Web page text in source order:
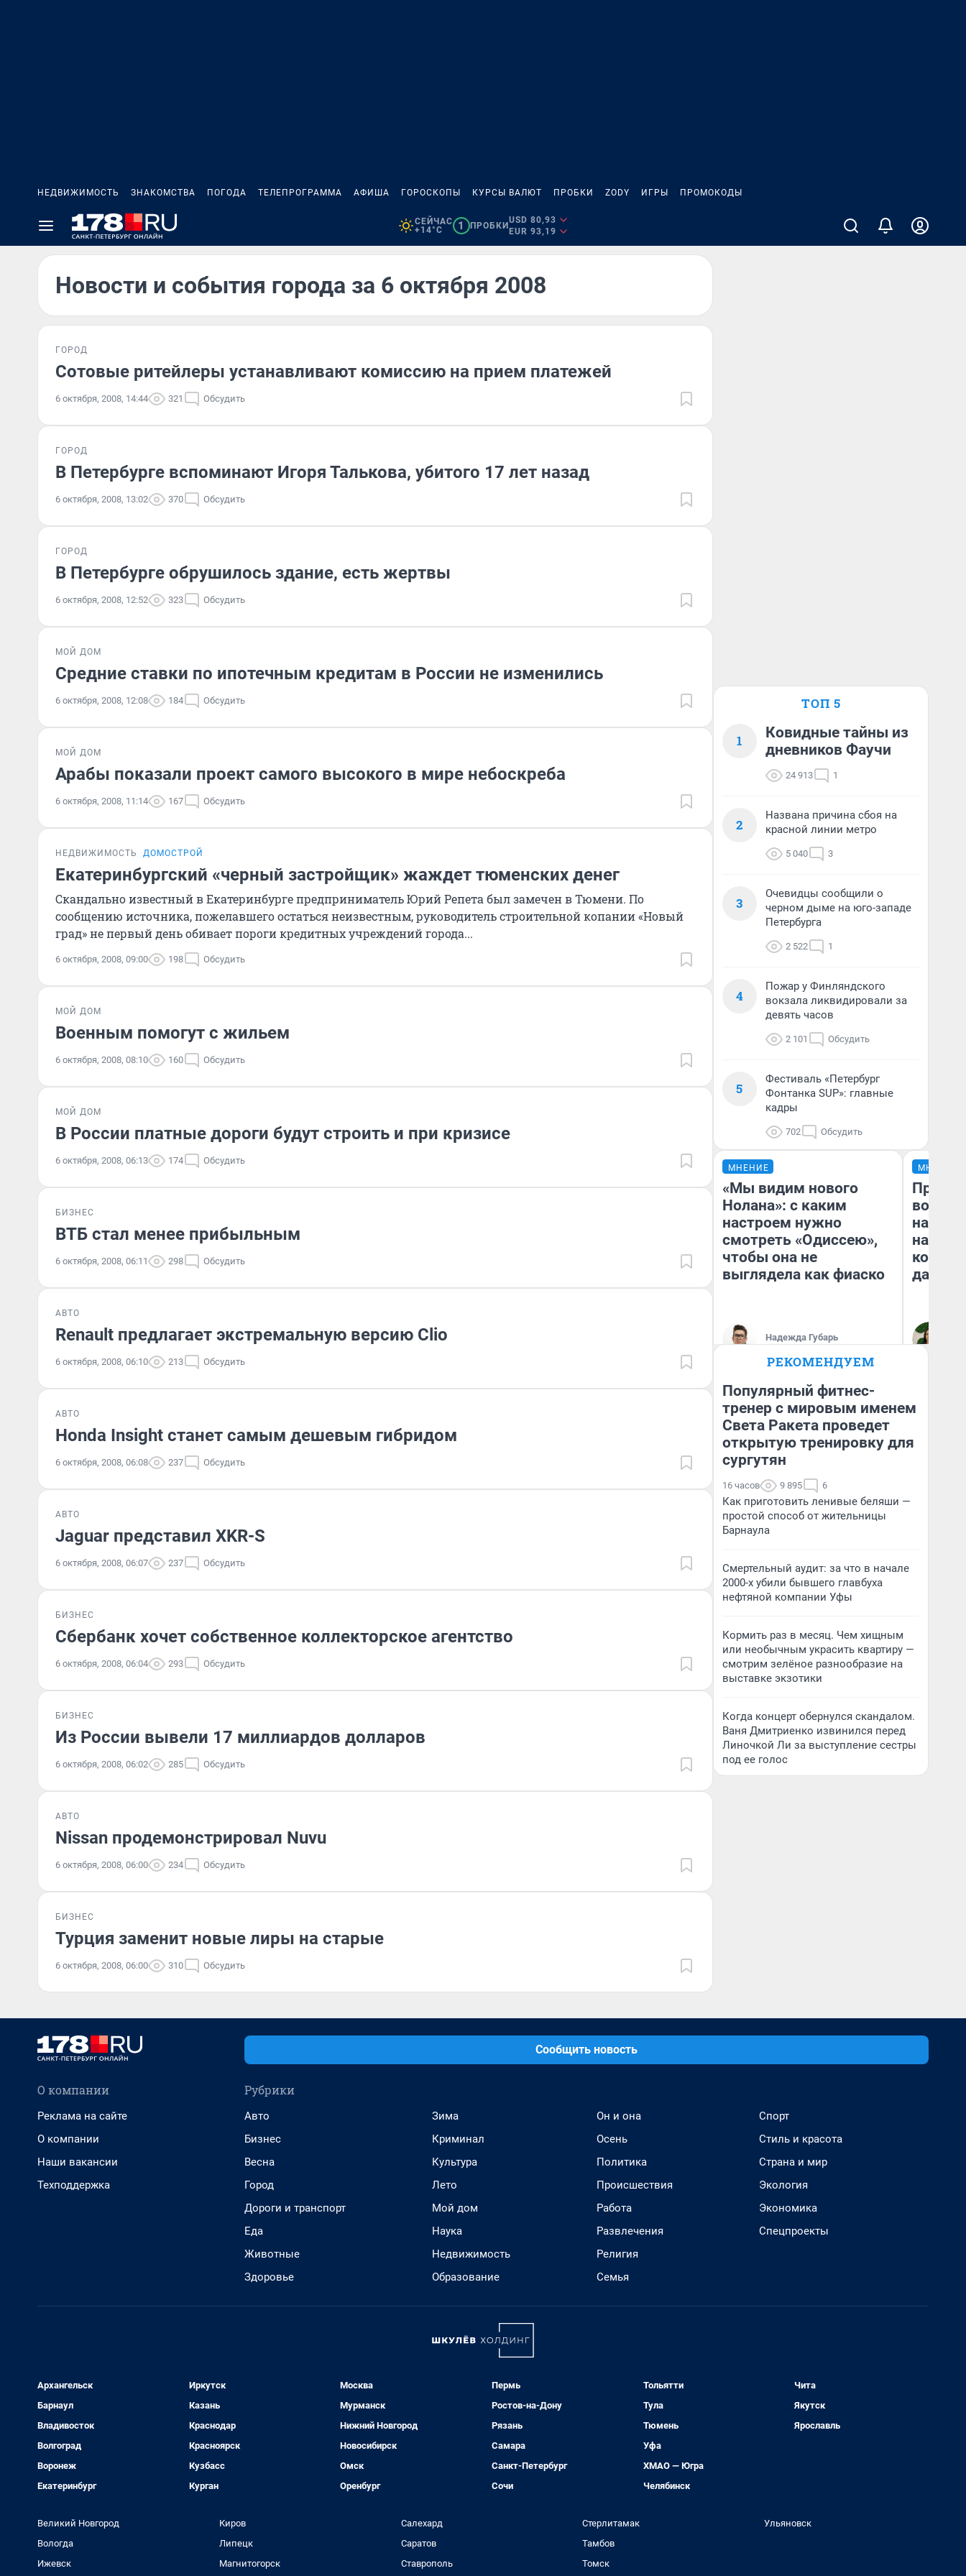
НЕДВИЖИМОСТЬ ЗНАКОМСТВА ПОГОДА ТЕЛЕПРОГРАММА АФИША ГОРОСКОПЫ КУРСЫ ВАЛЮТ ПРОБКИ ZODY ИГРЫ ПРОМОКОДЫ
СЕЙЧАС
+14°C
1 ПРОБКИ
USD 80,93
EUR 93,19
Новости и события города за 6 октября 2008
ГОРОД
Сотовые ритейлеры устанавливают комиссию на прием платежей
6 октября, 2008, 14:44 321 Обсудить
ГОРОД
В Петербурге вспоминают Игоря Талькова, убитого 17 лет назад
6 октября, 2008, 13:02 370 Обсудить
ГОРОД
В Петербурге обрушилось здание, есть жертвы
6 октября, 2008, 12:52 323 Обсудить
МОЙ ДОМ
Средние ставки по ипотечным кредитам в России не изменились
6 октября, 2008, 12:08 184 Обсудить
МОЙ ДОМ
Арабы показали проект самого высокого в мире небоскреба
6 октября, 2008, 11:14 167 Обсудить
НЕДВИЖИМОСТЬ ДОМОСТРОЙ
Екатеринбургский «черный застройщик» жаждет тюменских денег
Скандально известный в Екатеринбурге предприниматель Юрий Репета был замечен в Тюмени. По
сообщению источника, пожелавшего остаться неизвестным, руководитель строительной копании «Новый
град» не первый день обивает пороги кредитных учреждений города...
6 октября, 2008, 09:00 198 Обсудить
МОЙ ДОМ
Военным помогут с жильем
6 октября, 2008, 08:10 160 Обсудить
МОЙ ДОМ
В России платные дороги будут строить и при кризисе
6 октября, 2008, 06:13 174 Обсудить
БИЗНЕС
ВТБ стал менее прибыльным
6 октября, 2008, 06:11 298 Обсудить
АВТО
Renault предлагает экстремальную версию Clio
6 октября, 2008, 06:10 213 Обсудить
АВТО
Honda Insight станет самым дешевым гибридом
6 октября, 2008, 06:08 237 Обсудить
АВТО
Jaguar представил XKR-S
6 октября, 2008, 06:07 237 Обсудить
БИЗНЕС
Сбербанк хочет собственное коллекторское агентство
6 октября, 2008, 06:04 293 Обсудить
БИЗНЕС
Из России вывели 17 миллиардов долларов
6 октября, 2008, 06:02 285 Обсудить
АВТО
Nissan продемонстрировал Nuvu
6 октября, 2008, 06:00 234 Обсудить
БИЗНЕС
Турция заменит новые лиры на старые
6 октября, 2008, 06:00 310 Обсудить
ТОП 5
1
Ковидные тайны из
дневников Фаучи
24 913 1
2
Названа причина сбоя на
красной линии метро
5 040 3
3
Очевидцы сообщили о
черном дыме на юго-западе
Петербурга
2 522 1
4
Пожар у Финляндского
вокзала ликвидировали за
девять часов
2 101 Обсудить
5
Фестиваль «Петербург
Фонтанка SUP»: главные
кадры
702 Обсудить
МНЕНИЕ
«Мы видим нового
Нолана»: с каким
настроем нужно
смотреть «Одиссею»,
чтобы она не
выглядела как фиаско
Надежда Губарь
МНЕНИЕ
нам
даже
РЕКОМЕНДУЕМ
Популярный фитнес-
тренер с мировым именем
Света Ракета проведет
открытую тренировку для
сургутян
16 часов 9 895 6
Как приготовить ленивые беляши —
простой способ от жительницы
Барнаула
Смертельный аудит: за что в начале
2000-х убили бывшего главбуха
нефтяной компании Уфы
Кормить раз в месяц. Чем хищным
или необычным украсить квартиру —
смотрим зелёное разнообразие на
выставке экзотики
Когда концерт обернулся скандалом.
Ваня Дмитриенко извинился перед
Линочкой Ли за выступление сестры
под ее голос
Сообщить новость
О компании
Реклама на сайте
О компании
Наши вакансии
Техподдержка
Рубрики
Авто
Бизнес
Весна
Город
Дороги и транспорт
Еда
Животные
Здоровье
Зима
Криминал
Культура
Лето
Мой дом
Наука
Недвижимость
Образование
Он и она
Осень
Политика
Происшествия
Работа
Развлечения
Религия
Семья
Спорт
Стиль и красота
Страна и мир
Экология
Экономика
Спецпроекты
Архангельск
Барнаул
Владивосток
Волгоград
Воронеж
Екатеринбург
Иркутск
Казань
Краснодар
Красноярск
Кузбасс
Курган
Москва
Мурманск
Нижний Новгород
Новосибирск
Омск
Оренбург
Пермь
Ростов-на-Дону
Рязань
Самара
Санкт-Петербург
Сочи
Тольятти
Тула
Тюмень
Уфа
ХМАО — Югра
Челябинск
Чита
Якутск
Ярославль
Великий Новгород
Вологда
Ижевск
Киров
Липецк
Магнитогорск
Салехард
Саратов
Ставрополь
Стерлитамак
Тамбов
Томск
Ульяновск